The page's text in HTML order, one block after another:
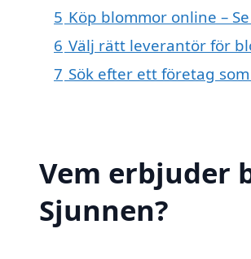
5 Köp blommor online –
6 Välj rätt leverantör för
7 Sök efter ett företag
Vem erbjuder
Sjunnen?